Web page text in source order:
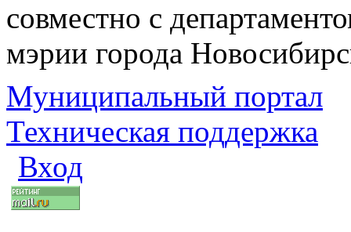
совместно с
мэрии города
Муниципальный портал
Техническая поддержка
Вход